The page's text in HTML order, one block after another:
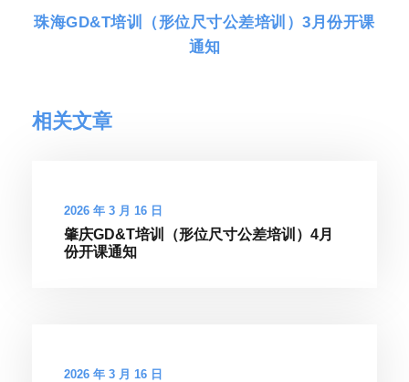
珠海GD&T培训（形位尺寸公差培训）3月份开课
通知
相关文章
2026 年 3 月 16 日
肇庆GD&T培训（形位尺寸公差培训）4月
份开课通知
2026 年 3 月 16 日